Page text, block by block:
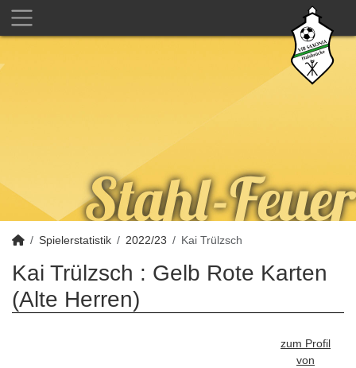
Spielerstatistik 2022/23 Kai Trülzsch
Kai Trülzsch : Gelb Rote Karten
(Alte Herren)
zum Profil
von